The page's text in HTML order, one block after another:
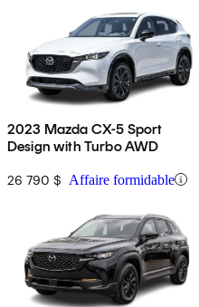
2023 Mazda CX-5 Sport
Design with Turbo AWD
26 790 $ Affaire formidable